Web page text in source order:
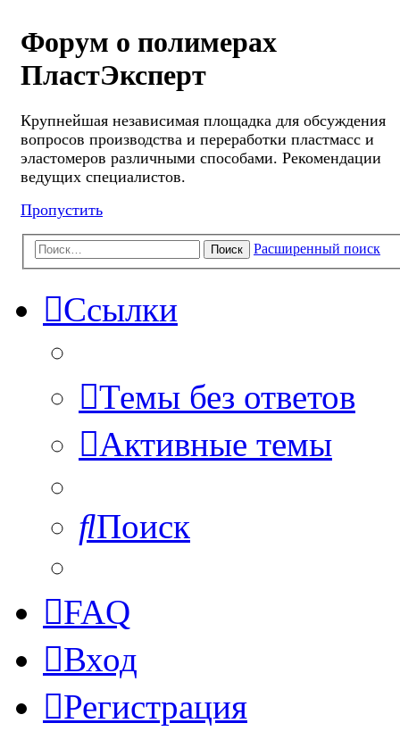
Форум о полимерах
ПластЭксперт
Крупнейшая независимая площадка для обсуждения
вопросов производства и переработки пластмасс и
эластомеров различными способами. Рекомендации
ведущих специалистов.
Пропустить
Поиск Расширенный поиск
Ссылки
Темы без ответов
Активные темы
Поиск
FAQ
Вход
Регистрация